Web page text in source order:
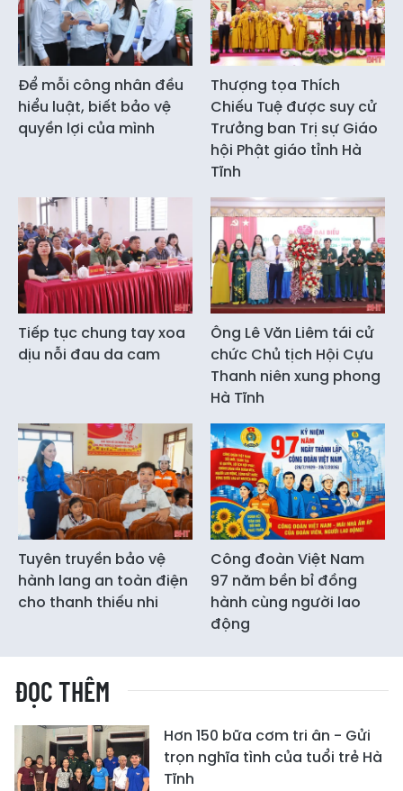
Để mỗi công nhân đều
hiểu luật, biết bảo vệ
quyền lợi của mình
Thượng tọa Thích
Chiếu Tuệ được suy cử
Trưởng ban Trị sự Giáo
hội Phật giáo tỉnh Hà
Tĩnh
Tiếp tục chung tay xoa
dịu nỗi đau da cam
Ông Lê Văn Liêm tái cử
chức Chủ tịch Hội Cựu
Thanh niên xung phong
Hà Tĩnh
Tuyên truyền bảo vệ
hành lang an toàn điện
cho thanh thiếu nhi
Công đoàn Việt Nam
97 năm bền bỉ đồng
hành cùng người lao
động
ĐỌC THÊM
Hơn 150 bữa cơm tri ân - Gửi
trọn nghĩa tình của tuổi trẻ Hà
Tĩnh